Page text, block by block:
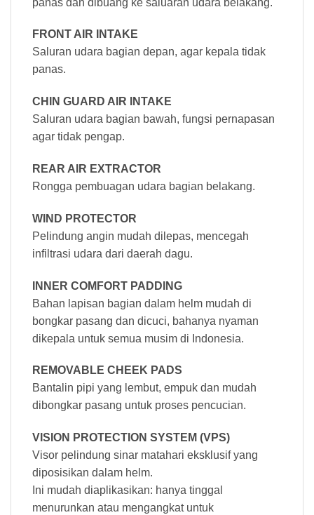
FRONT AIR INTAKE
Saluran udara bagian depan, agar kepala tidak
panas.
CHIN GUARD AIR INTAKE
Saluran udara bagian bawah, fungsi pernapasan
agar tidak pengap.
REAR AIR EXTRACTOR
Rongga pembuagan udara bagian belakang.
WIND PROTECTOR
Pelindung angin mudah dilepas, mencegah
infiltrasi udara dari daerah dagu.
INNER COMFORT PADDING
Bahan lapisan bagian dalam helm mudah di
bongkar pasang dan dicuci, bahanya nyaman
dikepala untuk semua musim di Indonesia.
REMOVABLE CHEEK PADS
Bantalin pipi yang lembut, empuk dan mudah
dibongkar pasang untuk proses pencucian.
VISION PROTECTION SYSTEM (VPS)
Visor pelindung sinar matahari eksklusif yang
diposisikan dalam helm.
Ini mudah diaplikasikan: hanya tinggal
menurunkan atau mengangkat untuk